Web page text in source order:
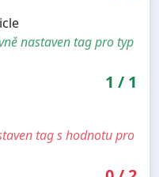
nastaven tag pro typ
1 / 1
tag s hodnotu pro